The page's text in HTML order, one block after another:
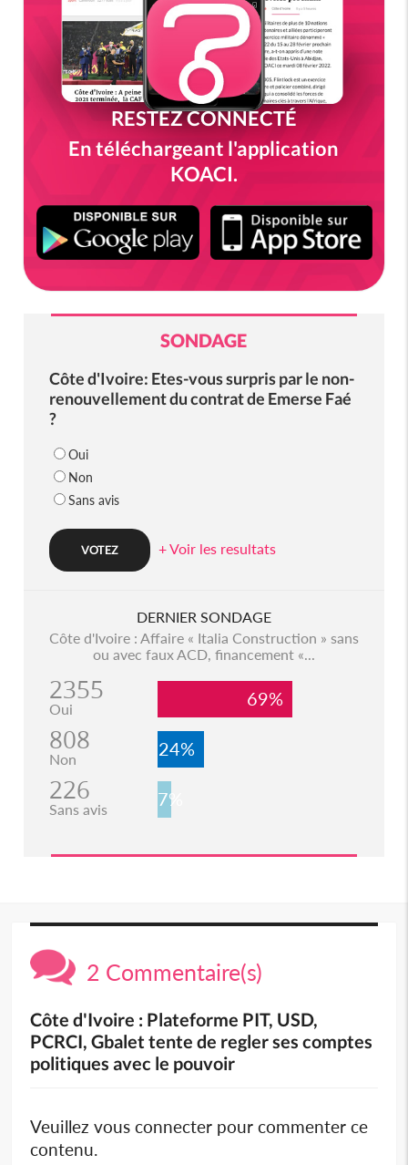
RESTEZ CONNECTÉ
En téléchargeant l'application
KOACI.
SONDAGE
Côte d'Ivoire: Etes-vous surpris par le non-
renouvellement du contrat de Emerse Faé
?
Oui
Non
Sans avis
+ Voir les resultats
DERNIER SONDAGE
Côte d'Ivoire : Affaire « Italia Construction » sans
ou avec faux ACD, financement «...
2355
Oui 69%
808
Non 24%
226
Sans avis 7%
2 Commentaire(s)
Côte d'Ivoire : Plateforme PIT, USD,
PCRCI, Gbalet tente de regler ses comptes
politiques avec le pouvoir
Veuillez vous connecter pour commenter ce
contenu.